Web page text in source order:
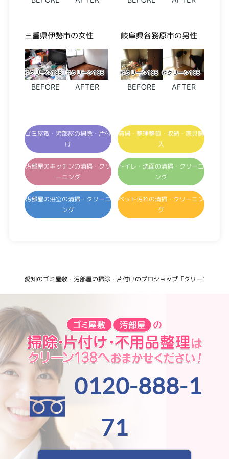
三重県伊勢市の女性
BEFORE AFTER
岐阜県各務原市の男性
BEFORE AFTER
ゴミ屋敷・汚部屋の掃除・片付
け
清掃・整理整頓・収納・家具購
入
汚部屋のキッチンの清掃・クリ
ーニング
トイレ・洗面の清掃・クリーニ
ング
汚部屋の浴室の清掃・クリーニ
ング
ペット汚れの清掃・クリーニン
グ
愛知のゴミ屋敷・汚部屋の掃除・片付けのプロショップ「クリーン138」
0120-888-1
71